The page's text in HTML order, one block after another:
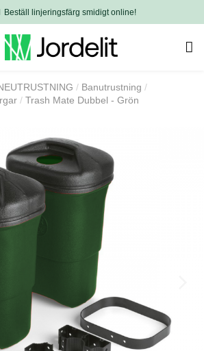
Beställ linjeringsfärg smidigt online!
Banutrustning
Trash Mate Dubbel - Grön